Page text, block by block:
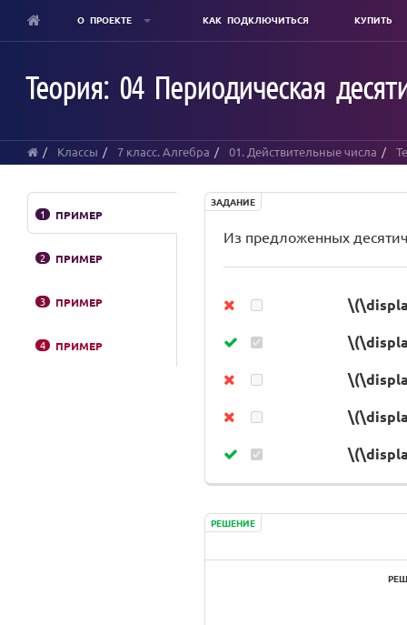
content
О ПРОЕКТЕ КАК ПОДКЛЮЧИТЬСЯ КУПИТЬ
Теория: 04 Периодическая
Классы 7 класс. Алгебра 01. Действительные числа
1 ПРИМЕР
2 ПРИМЕР
3 ПРИМЕР
4 ПРИМЕР
ЗАДАНИЕ
Из предложенных
РЕШЕНИЕ